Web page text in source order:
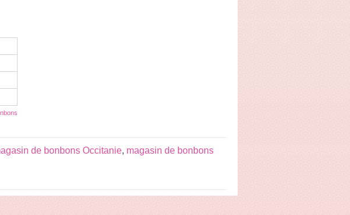
de bonbons Occitanie, magasin de bonbons